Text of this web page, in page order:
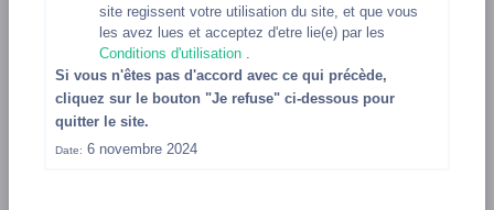
site regissent votre utilisation du site, et que vous
les avez lues et acceptez d'etre lie(e) par les
Conditions d'utilisation
Si vous n'êtes pas d'accord avec ce qui précède,
cliquez sur le bouton "Je refuse" ci-dessous pour
quitter le site.
Date: 6 novembre 2024
MICRONESIA, FEDERATED STATES OF MOLDOVA, REPUBLIC OF
MONGOLIA MONTENEGRO
MOROCCO MOZAMBIQUE MYANMAR
NEPAL NETHERLANDS